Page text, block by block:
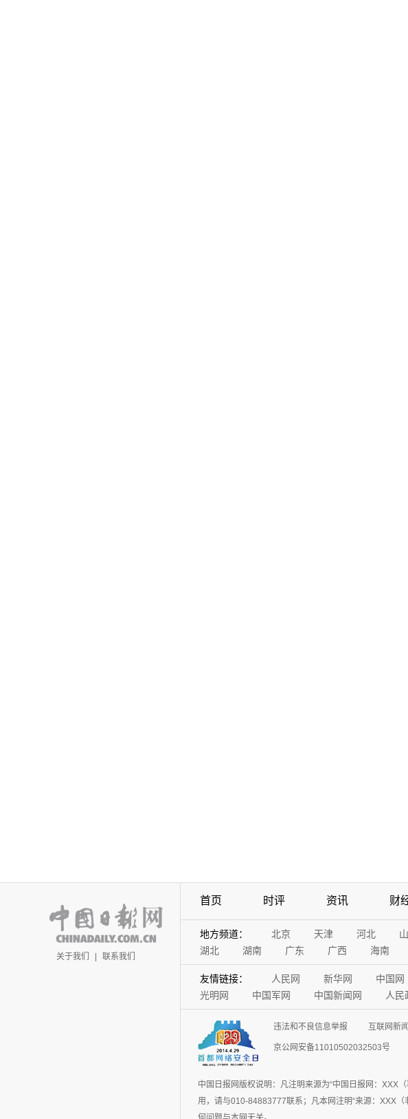
关于我们 | 联系我们
首页 时评 资讯 财
地方频道： 北京 天津 河北
湖北
湖南 广东 广西 海南
友情链接： 人民网 新华网 中国网
光明网
中国军网 中国新闻网 人民
违法和不良信息举报 互联网新
京公网安备11010502032503号
中国日报网版权说明：凡注明来源为“中国日报网：XXX
用，请与010-84883777联系；凡本网注明“来源：XXX